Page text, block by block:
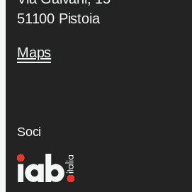
51100 Pistoia
Maps
Soci